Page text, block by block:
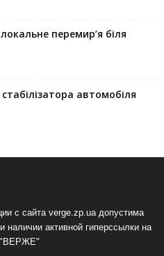
перемир’я біля
автомобіля
с сайта verge.zp.ua допустима
наличии активной гиперссылки на
"ВЕРЖЕ"